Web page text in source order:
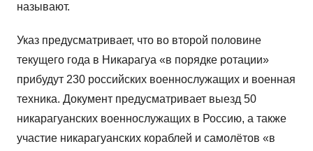
называют.
Указ предусматривает, что во второй половине
текущего года в Никарагуа «в порядке ротации»
прибудут 230 российских военнослужащих и военная
техника. Документ предусматривает выезд 50
никарагуанских военнослужащих в Россию, а также
участие никарагуанских кораблей и самолётов «в